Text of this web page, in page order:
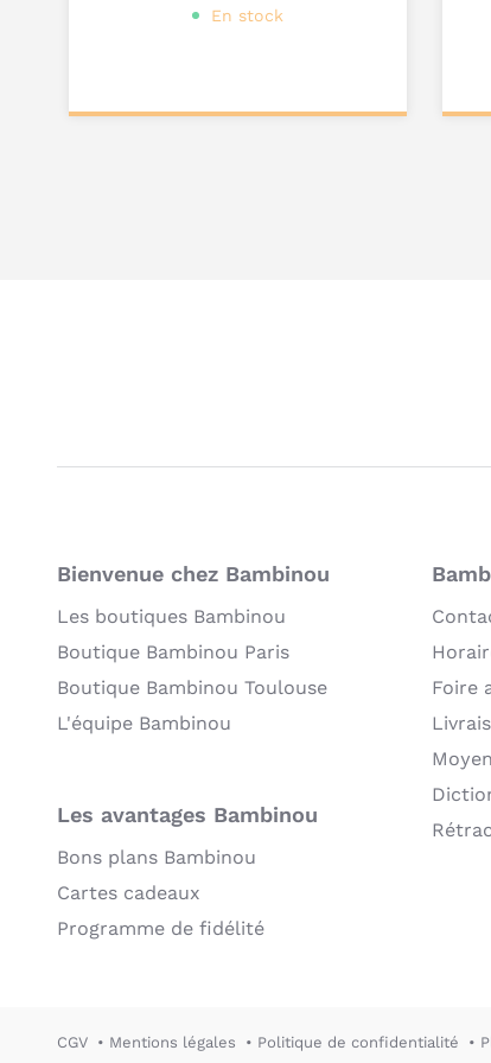
En stock
Bienvenue chez Bambinou
Les boutiques Bambinou
Boutique Bambinou Paris
Boutique Bambinou Toulouse
L'équipe Bambinou
Les avantages Bambinou
Bons plans Bambinou
Cartes cadeaux
Programme de fidélité
Foire
CGV Mentions légales Politique de confidentialité